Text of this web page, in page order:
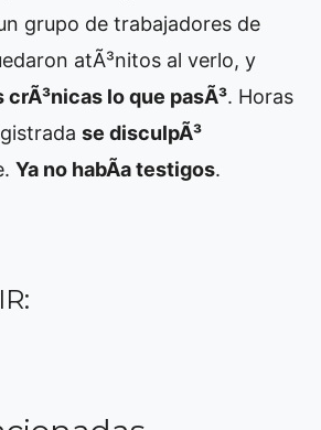
grupo de trabajadores de
atÃ³nitos al verlo, y
lo que pasÃ³. Horas
se disculpÃ³
Ya no habÃ­a testigos.